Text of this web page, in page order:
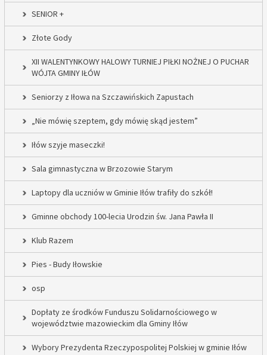
SENIOR +
Złote Gody
XII WALENTYNKOWY HALOWY TURNIEJ PIŁKI NOŻNEJ O PUCHAR
WÓJTA GMINY IŁÓW
Seniorzy z Iłowa na Szczawińskich Zapustach
„Nie mówię szeptem, gdy mówię skąd jestem”
Iłów szyje maseczki!
Sala gimnastyczna w Brzozowie Starym
Laptopy dla uczniów w Gminie Iłów trafiły do szkół!
Gminne obchody 100-lecia Urodzin św. Jana Pawła II
Klub Razem
Pies - Budy Iłowskie
osp
Dopłaty ze środków Funduszu Solidarnościowego w
województwie mazowieckim dla Gminy Iłów
Wybory Prezydenta Rzeczypospolitej Polskiej w gminie Iłów